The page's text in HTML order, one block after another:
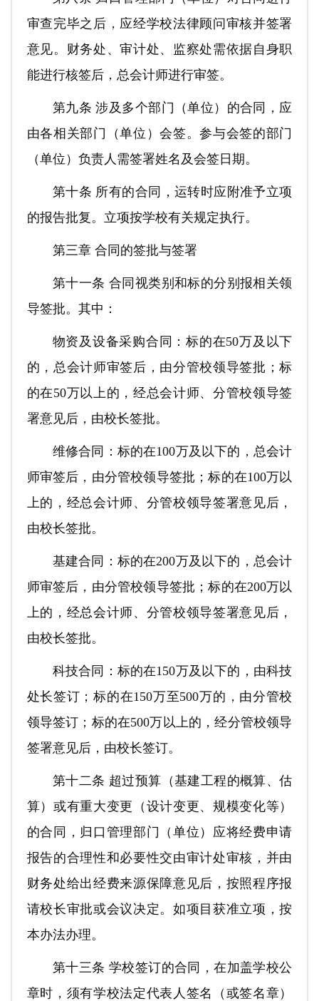
审查完毕之后，应经学校法律顾问审核并签署
意见。财务处、审计处、监察处需依据自身职
能进行核签后，总会计师进行审签。
第九条 涉及多个部门（单位）的合同，应
由各相关部门（单位）会签。参与会签的部门
（单位）负责人需签署姓名及会签日期。
第十条 所有的合同，运转时应附准予立项
的报告批复。立项按学校有关规定执行。
第三章 合同的签批与签署
第十一条 合同视类别和标的分别报相关领
导签批。其中：
物资及设备采购合同：标的在50万及以下
的，总会计师审签后，由分管校领导签批；标
的在50万以上的，经总会计师、分管校领导签
署意见后，由校长签批。
维修合同：标的在100万及以下的，总会计
师审签后，由分管校领导签批；标的在100万以
上的，经总会计师、分管校领导签署意见后，
由校长签批。
基建合同：标的在200万及以下的，总会计
师审签后，由分管校领导签批；标的在200万以
上的，经总会计师、分管校领导签署意见后，
由校长签批。
科技合同：标的在150万及以下的，由科技
处长签订；标的在150万至500万的，由分管校
领导签订；标的在500万以上的，经分管校领导
签署意见后，由校长签订。
第十二条 超过预算（基建工程的概算、估
算）或有重大变更（设计变更、规模变化等）
的合同，归口管理部门（单位）应将经费申请
报告的合理性和必要性交由审计处审核，并由
财务处给出经费来源保障意见后，按照程序报
请校长审批或会议决定。如项目获准立项，按
本办法办理。
第十三条 学校签订的合同，在加盖学校公
章时，须有学校法定代表人签名（或签名章）